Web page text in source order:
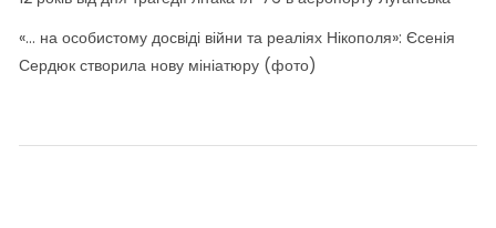
«… на особистому досвіді війни та реаліях Нікополя»: Єсенія
Сердюк створила нову мініатюру (фото)